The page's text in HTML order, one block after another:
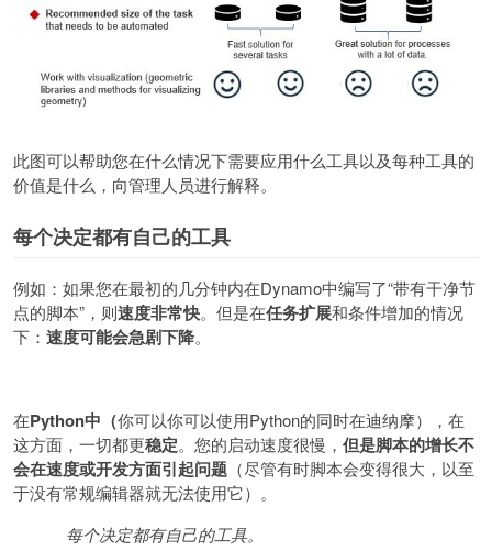
此图可以帮助您在什么情况下需要应用什么工具以及每种工具的
价值是什么，向管理人员进行解释。
每个决定都有自己的工具
例如：如果您在最初的几分钟内在Dynamo中编写了“带有干净节
点的脚本” ，则速度非常快。但是在任务扩展和条件增加的情况
下： 速度可能会急剧下降。
在Python中（你可以你可以使用Python的同时在迪纳摩），在
这方面，一切都更稳定。您的启动速度很慢， 但是脚本的增长不
会在速度或开发方面引起问题 （尽管有时脚本会变得很大，以至
于没有常规编辑器就无法使用它）。
每个决定都有自己的工具。